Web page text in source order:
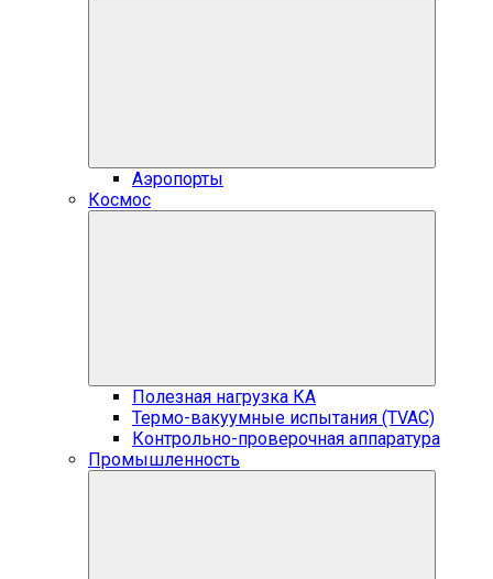
Аэропорты
Космос
Полезная нагрузка КА
Термо-вакуумные испытания (TVAC)
Контрольно-проверочная аппаратура
Промышленность